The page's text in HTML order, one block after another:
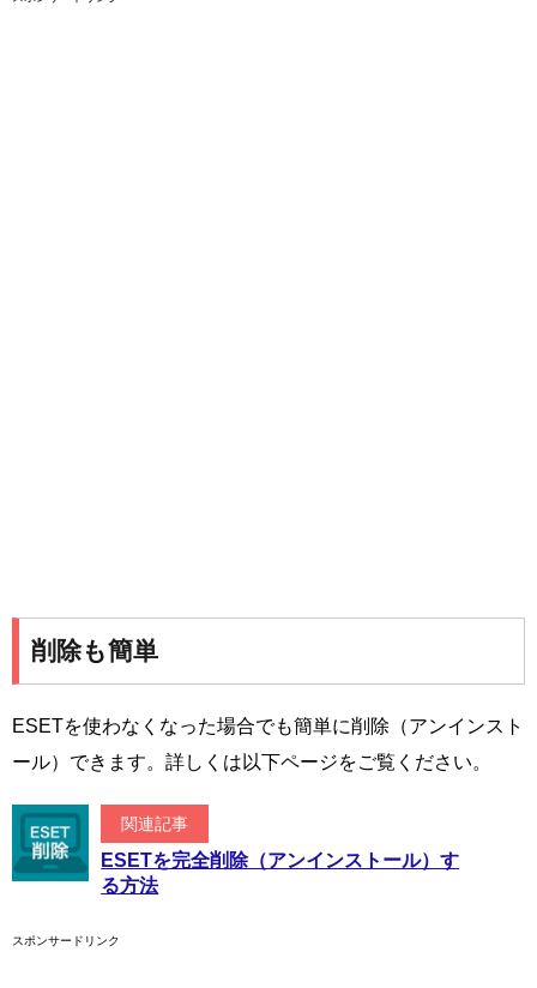
削除も簡単
ESETを使わなくなった場合でも簡単に削除（アンインスト
ール）できます。詳しくは以下ページをご覧ください。
関連記事
ESETを完全削除（アンインストール）す
る方法
スポンサードリンク